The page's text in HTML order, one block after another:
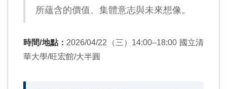
所蘊含的價值、集體意志與未來想像。
時間/地點： 2026/04/22（三）14:00–18:00 國立清
華大學/旺宏館/大半圓